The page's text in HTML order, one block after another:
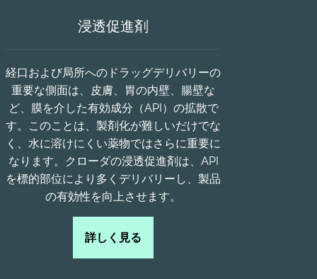
浸透促進剤
経口および局所へのドラッグデリバリーの
重要な側面は、皮膚、胃の内壁、腸壁な
ど、膜を介した有効成分（API）の拡散で
す。このことは、製剤化が難しいだけでな
く、水に溶けにくい薬物ではさらに重要に
なります。クローダの浸透促進剤は、API
を標的部位により多くデリバリーし、製品
の有効性を向上させます。
詳しく見る